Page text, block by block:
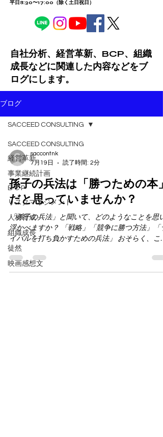
​ 平日8:30〜17:00（除く土日祝日 ）
自社分析、経営革新、BCP、組織
成長などに関連した内容などをブ
ログにします。
ブログ
SACCEED CONSULTING
経営革新
事業継続計画
B C P
リスクマネジメント
人材育成
組織成長
徒然
映画感想文
SACCEED CONSULTING
saccontnk
7月19日
読了時間: 2分
孫子の兵法は「勝つための本」
だと思っていませんか？
「孫子の兵法」と聞いて、どのようなことを思い
浮かべますか？ 「戦略」「競争に勝つ方法」「
イバルを打ち負かすための兵法」 おそらく、こ
ようなイメージを持つ方が多いのではないでしょ
うか。 実際、ビジネス書でも「勝てる仕組みを
る」「勝ちパターンを構築する」といった形で紹